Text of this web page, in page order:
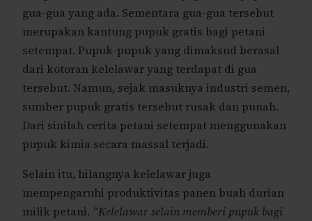
gua-gua yang ada. Sementara gua-gua tersebut
merupakan kantung pupuk gratis bagi petani
setempat. Pupuk-pupuk yang dimaksud berasal
dari kotoran kelelawar yang terdapat di gua
tersebut. Namun, sejak masuknya industri semen,
sumber pupuk gratis tersebut rusak dan punah.
Dari sinilah cerita petani setempat menggunakan
pupuk kimia secara massal terjadi.
Selain itu, hilangnya kelelawar juga
mempengaruhi produktivitas panen buah durian
milik petani. “Kelelawar selain memberi pupuk bagi